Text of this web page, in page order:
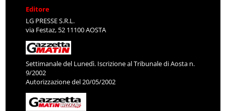
Editore
LG PRESSE S.R.L.
via Festaz, 52 11100 AOSTA
Settimanale del Lunedì. Iscrizione al Tribunale di Aosta n.
9/2002
Autorizzazione del 20/05/2002